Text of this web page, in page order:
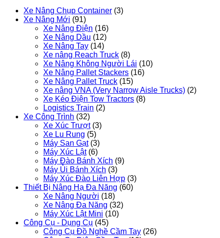
Xe Nâng Chụp Container (3)
Xe Nâng Mới (91)
Xe Nâng Điện (16)
Xe Nâng Dầu (12)
Xe Nâng Tay (14)
Xe nâng Reach Truck (8)
Xe Nâng Không Người Lái (10)
Xe Nâng Pallet Stackers (16)
Xe Nâng Pallet Truck (15)
Xe nâng VNA (Very Narrow Aisle Trucks) (2)
Xe Kéo Điện Tow Tractors (8)
Logistics Train (2)
Xe Công Trình (32)
Xe Xúc Trượt (3)
Xe Lu Rung (5)
Máy San Gạt (3)
Máy Xúc Lật (6)
Máy Đào Bánh Xích (9)
Máy Ủi Bánh Xích (3)
Máy Xúc Đào Liên Hợp (3)
Thiết Bị Nâng Hạ Đa Năng (60)
Xe Nâng Người (18)
Xe Nâng Đa Năng (32)
Máy Xúc Lật Mini (10)
Công Cụ - Dụng Cụ (45)
Công Cụ Đồ Nghề Cầm Tay (26)